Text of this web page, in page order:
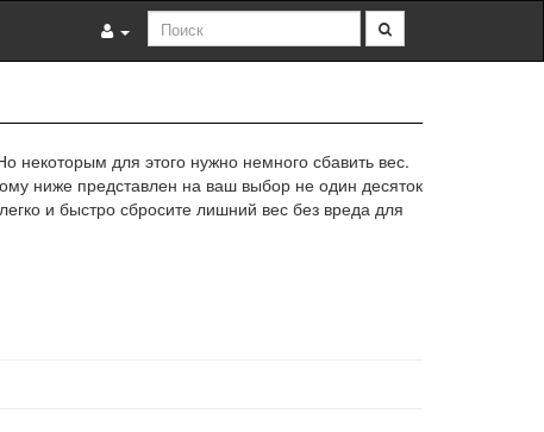
некоторым для этого нужно немного сбавить вес.
ниже представлен на ваш выбор не один десяток
и быстро сбросите лишний вес без вреда для